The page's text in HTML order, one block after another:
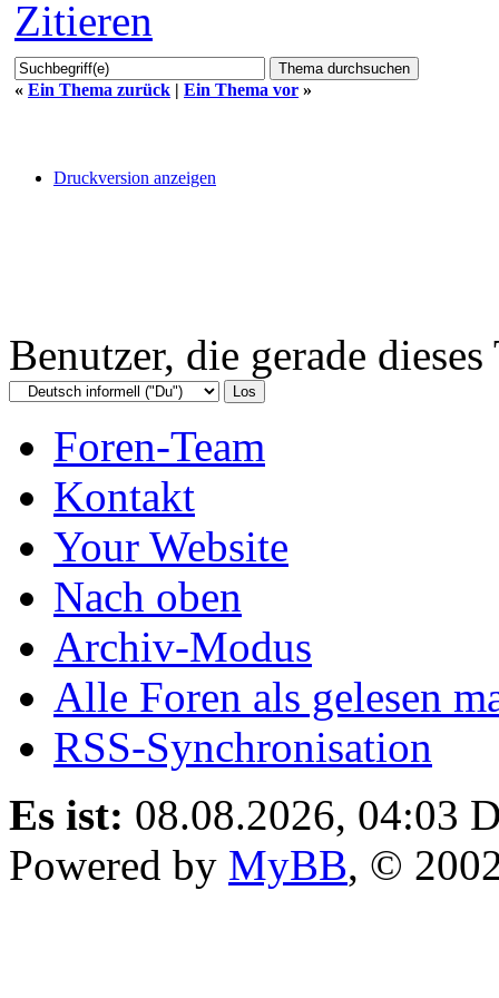
Zitieren
« Ein Thema zurück | Ein Thema vor »
Druckversion anzeigen
Benutzer, die gerade
Foren-Team
Kontakt
Your Website
Nach oben
Archiv-Modus
Alle Foren als gelesen
RSS-Synchronisation
Es ist: 08.08.2026, 04:03
Powered by MyBB, ©